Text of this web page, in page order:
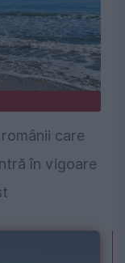
care
în vigoare